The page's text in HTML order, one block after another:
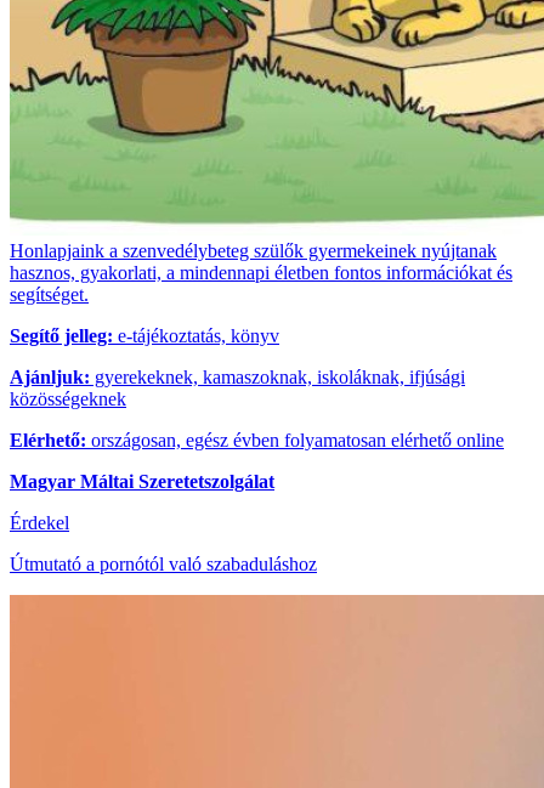
Honlapjaink a szenvedélybeteg szülők gyermekeinek nyújtanak
hasznos, gyakorlati, a mindennapi életben fontos információkat és
segítséget.
Segítő jelleg: e-tájékoztatás, könyv
Ajánljuk: gyerekeknek, kamaszoknak, iskoláknak, ifjúsági
közösségeknek
Elérhető: országosan, egész évben folyamatosan elérhető online
Magyar Máltai Szeretetszolgálat
Érdekel
Útmutató a pornótól való szabaduláshoz